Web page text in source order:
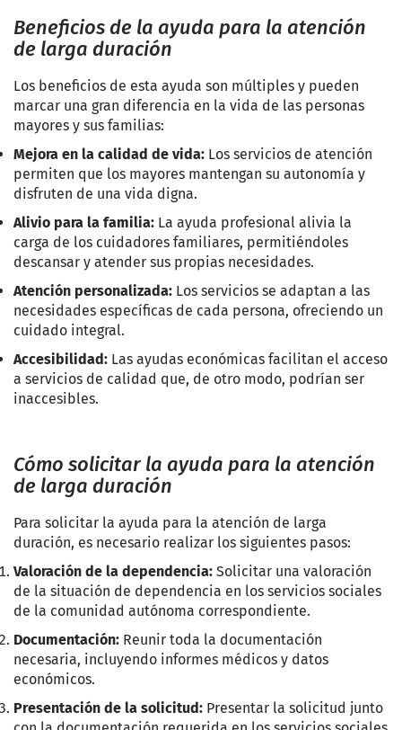
Beneficios de la ayuda para la atención
de larga duración
Los beneficios de esta ayuda son múltiples y pueden
marcar una gran diferencia en la vida de las personas
mayores y sus familias:
Mejora en la calidad de vida: Los servicios de atención
permiten que los mayores mantengan su autonomía y
disfruten de una vida digna.
Alivio para la familia: La ayuda profesional alivia la
carga de los cuidadores familiares, permitiéndoles
descansar y atender sus propias necesidades.
Atención personalizada: Los servicios se adaptan a las
necesidades específicas de cada persona, ofreciendo un
cuidado integral.
Accesibilidad: Las ayudas económicas facilitan el acceso
a servicios de calidad que, de otro modo, podrían ser
inaccesibles.
Cómo solicitar la ayuda para la atención
de larga duración
Para solicitar la ayuda para la atención de larga
duración, es necesario realizar los siguientes pasos:
Valoración de la dependencia: Solicitar una valoración
de la situación de dependencia en los servicios sociales
de la comunidad autónoma correspondiente.
Documentación: Reunir toda la documentación
necesaria, incluyendo informes médicos y datos
económicos.
Presentación de la solicitud: Presentar la solicitud junto